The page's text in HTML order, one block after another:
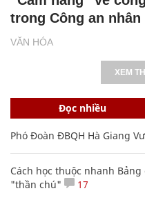
VĂN HÓA
trong Công an nhân
XEM
Đọc nhiều
Phó Đoàn ĐBQH Hà Giang
Cách học thuộc nhanh
"thần chú"
17